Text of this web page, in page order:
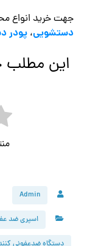
جهت خرید انواع
دستشویی،پودر
این مطلب
Admin
اسپری ضد